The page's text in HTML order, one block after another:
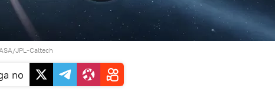
JPL-Caltech
no